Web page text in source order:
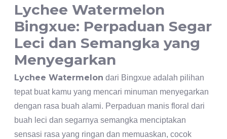
Lychee Watermelon
Bingxue: Perpaduan Segar
Leci dan Semangka yang
Menyegarkan
Lychee Watermelon dari Bingxue adalah pilihan
tepat buat kamu yang mencari minuman menyegarkan
dengan rasa buah alami. Perpaduan manis floral dari
buah leci dan segarnya semangka menciptakan
sensasi rasa yang ringan dan memuaskan, cocok